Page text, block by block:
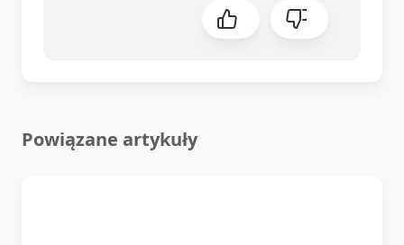
Powiązane artykuły